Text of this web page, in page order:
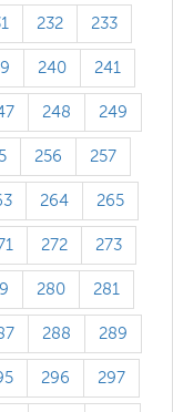
232 233
240 241
248 249
256 257
264 265
272 273
280 281
288 289
296 297